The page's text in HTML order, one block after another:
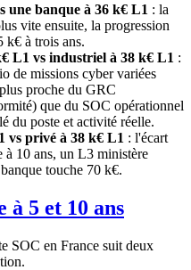
une banque à 36 k€ L1 : la
vite ensuite, la progression
k€ à trois ans.
L1 vs industriel à 38 k€ L1 :
de missions cyber variées
proche du GRC
que du SOC opérationnel
du poste et activité réelle.
vs privé à 38 k€ L1 : l'écart
à 10 ans, un L3 ministère
touche 70 k€.
5 et 10 ans
SOC en France suit deux